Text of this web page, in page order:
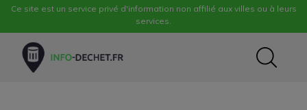
Ce site est un service privé d'information non affilié aux villes ou à leurs
services.